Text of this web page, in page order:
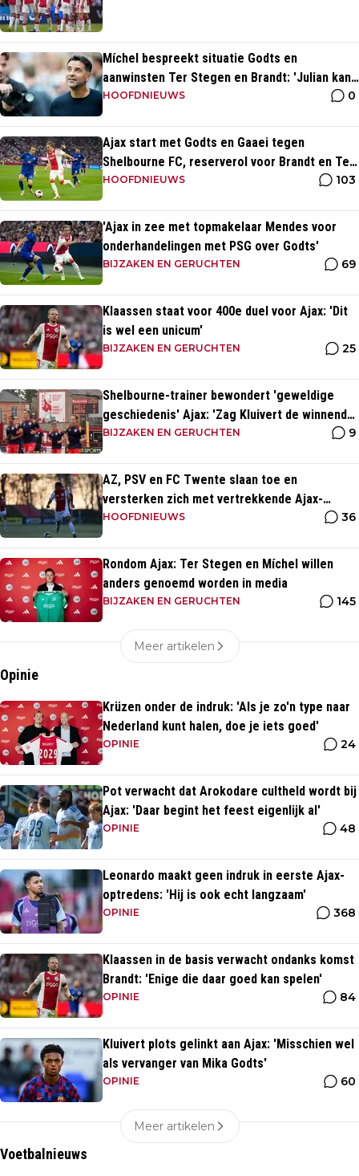
Míchel bespreekt situatie Godts en
aanwinsten Ter Stegen en Brandt: 'Julian kan
spelen in de slotfase'
HOOFDNIEUWS 0
Ajax start met Godts en Gaaei tegen
Shelbourne FC, reserverol voor Brandt en Ter
Stegen
HOOFDNIEUWS 103
'Ajax in zee met topmakelaar Mendes voor
onderhandelingen met PSG over Godts'
BIJZAKEN EN GERUCHTEN 69
Klaassen staat voor 400e duel voor Ajax: 'Dit
is wel een unicum'
BIJZAKEN EN GERUCHTEN 25
Shelbourne-trainer bewondert 'geweldige
geschiedenis' Ajax: 'Zag Kluivert de winnende
scoren'
BIJZAKEN EN GERUCHTEN 9
AZ, PSV en FC Twente slaan toe en
versterken zich met vertrekkende Ajax-
talenten
HOOFDNIEUWS 36
Rondom Ajax: Ter Stegen en Míchel willen
anders genoemd worden in media
BIJZAKEN EN GERUCHTEN 145
Meer artikelen
Opinie
Krüzen onder de indruk: 'Als je zo'n type naar
Nederland kunt halen, doe je iets goed'
OPINIE 24
Pot verwacht dat Arokodare cultheld wordt bij
Ajax: 'Daar begint het feest eigenlijk al'
OPINIE 48
Leonardo maakt geen indruk in eerste Ajax-
optredens: 'Hij is ook echt langzaam'
OPINIE 368
Klaassen in de basis verwacht ondanks komst
Brandt: 'Enige die daar goed kan spelen'
OPINIE 84
Kluivert plots gelinkt aan Ajax: 'Misschien wel
als vervanger van Mika Godts'
OPINIE 60
Meer artikelen
Voetbalnieuws